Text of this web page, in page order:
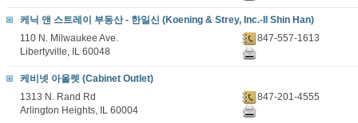
케닉 앤 스트레이 부동산 - 한일신 (Koening & Strey, Inc.-Il Shin Han)
110 N. Milwaukee Ave.
Libertyville, IL 60048
847-557-1613
케비넷 아울렛 (Cabinet Outlet)
1313 N. Rand Rd
Arlington Heights, IL 60004
847-201-4555